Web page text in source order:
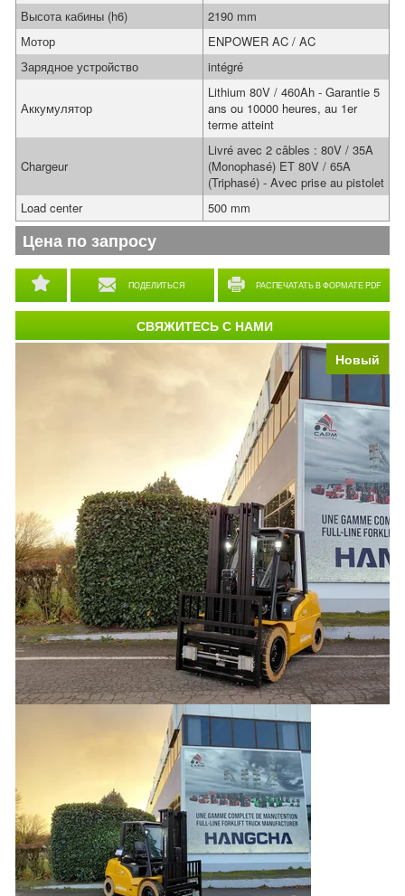
Новый
ПОДЕЛИТЬСЯ РАСПЕЧАТАТЬ В ФОРМАТЕ PDF
Высота кабины (h6)
2190 mm
Мотор
ENPOWER AC / AC
Зарядное устройство
intégré
Аккумулятор
Lithium 80V / 460Ah - Garantie 5
ans ou 10000 heures, au 1er
terme atteint
Chargeur
Livré avec 2 câbles : 80V / 35A
(Monophasé) ET 80V / 65A
(Triphasé) - Avec prise au pistolet
Load center
500 mm
Цена по запросу
СВЯЖИТЕСЬ С НАМИ